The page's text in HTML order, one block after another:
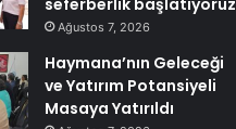
seferberlik başlatıyoruz
Ağustos 7, 2026
Haymana’nın Geleceği
ve Yatırım Potansiyeli
Masaya Yatırıldı